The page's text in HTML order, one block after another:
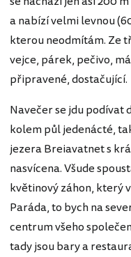
a nabízí velmi levnou
kterou neodmítám. Ze
vejce, párek, pečivo,
připravené, dostačující.
Navečer se jdu podívat
kolem půl jedenácté,
jezera Breiavatnet s
nasvícena. Všude
květinový záhon, který
Paráda, to bych na
centrum všeho
tady jsou bary a